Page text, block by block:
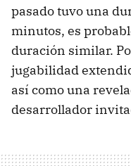
pasado tuvo una
minutos, es
duración similar.
jugabilidad
así como una
desarrollador